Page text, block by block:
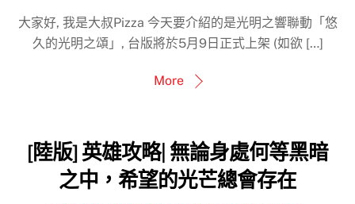
大家好, 我是大叔Pizza 今天要介紹的是光明之響聯動「悠
久的光明之頌」, 台版將於5月9日正式上架 (如欲 […]
More
[陸版] 英雄攻略| 無論身處何等黑暗
之中，希望的光芒總會存在